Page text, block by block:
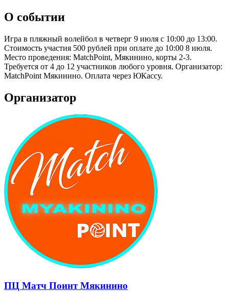
О событии
Игра в пляжный волейбол в четверг 9 июля с 10:00 до 13:00.
Стоимость участия 500 рублей при оплате до 10:00 8 июля.
Место проведения: MatchPoint, Мякинино, корты 2-3.
Требуется от 4 до 12 участников любого уровня. Организатор:
MatchPoint Мякинино. Оплата через ЮКассу.
Организатор
ПЦ Матч Поинт Мякинино